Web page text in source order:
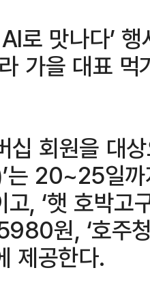
로 맛나다’
가을 대표
십 회원을 대
는 20~25일
, ‘햇 호박고
원, ‘호주
제공한다.